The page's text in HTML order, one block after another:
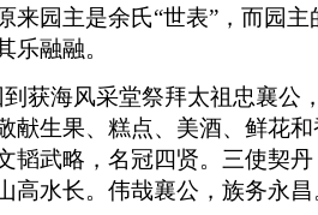
来园主是余氏“世表”，而园
乐融融。
到获海风采堂祭拜太祖忠襄公
献生果、糕点、美酒、鲜花
韬武略，名冠四贤。三使契
高水长。伟哉襄公，族务永